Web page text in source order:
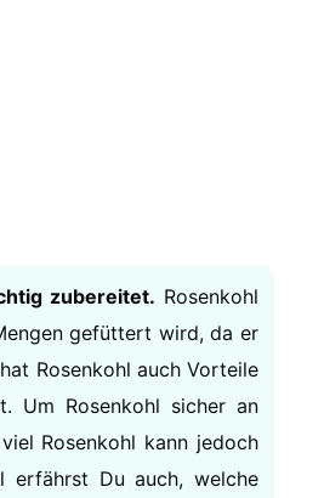
zubereitet. Rosenkohl
gefüttert wird, da er
Rosenkohl auch Vorteile
Um Rosenkohl sicher an
Rosenkohl kann jedoch
erfährst Du auch, welche